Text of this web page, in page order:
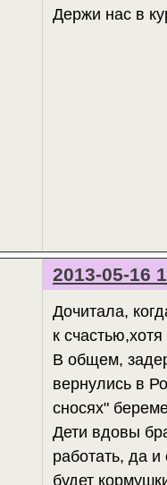
Держи нас в
2013-05-16
Дочитала,
к
В общем,
вернулись в
сносях"
Дети вдовы
работать, да
будет